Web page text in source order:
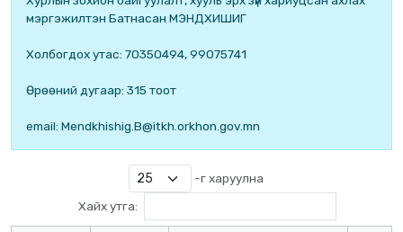
мэргэжилтэн Батнасан МЭНДХИШИГ
Холбогдох утас: 70350494, 99075741
Өрөөний дугаар: 315 тоот
email: Mendkhishig.B@itkh.orkhon.gov.mn
-г харуулна
Хайх утга: